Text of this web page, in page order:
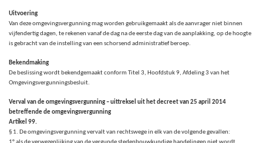
Uitvoering
Van deze omgevingsvergunning mag worden gebruikgemaakt als de aanvrager niet binnen
vijfendertig dagen, te rekenen vanaf de dag na de eerste dag van de aanplakking, op de hoogte
is gebracht van de instelling van een schorsend administratief beroep.
Bekendmaking
De beslissing wordt bekendgemaakt conform Titel 3, Hoofdstuk 9, Afdeling 3 van het
Omgevingsvergunningsbesluit.
Verval van de omgevingsvergunning – uittreksel uit het decreet van 25 april 2014
betreffende de omgevingsvergunning
Artikel 99.
§ 1. De omgevingsvergunning vervalt van rechtswege in elk van de volgende gevallen: